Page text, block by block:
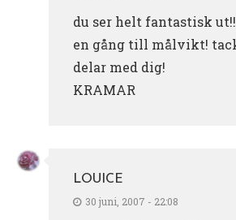
du ser helt fantastisk
en gång till målvikt!
delar med dig!
KRAMAR
LOUICE
30 juni, 2007 - 22:08